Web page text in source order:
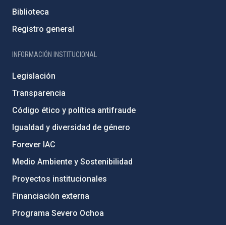
Biblioteca
Registro general
INFORMACIÓN INSTITUCIONAL
Legislación
Transparencia
Código ético y política antifraude
Igualdad y diversidad de género
Forever IAC
Medio Ambiente y Sostenibilidad
Proyectos institucionales
Financiación externa
Programa Severo Ochoa